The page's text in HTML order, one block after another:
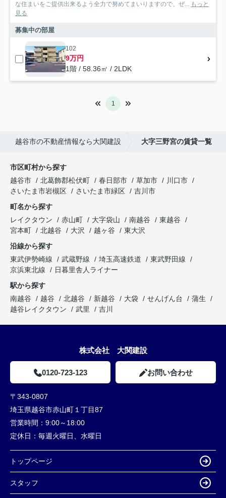
な住まいをご提供出来るよう全力で努めてまいりますので、ぜ... もっと
見る
募集中の部屋
102
9万円
1階 / 58.36㎡ / 2LDK
1
越谷市の不動産情報なら大関建設 大字三野宮の賃貸一覧
市区町村から探す
越谷市
北葛飾郡松伏町 春日部市 草加市
川口市
さいたま市岩槻区
さいたま市緑区
吉川市
町名から探す
レイクタウン
赤山町 大字袋山 南越谷
東越谷
宮本町
北越谷 大沢 越ヶ谷
東大沢
沿線から探す
東武伊勢崎線
武蔵野線 埼玉高速鉄道
東武野田線
京浜東北線
日暮里舎人ライナー
駅から探す
南越谷
越谷 北越谷 新越谷 大袋 せんげん台
蒲生
越谷レイクタウン
武里 吉川
株式会社 大関建設
0120-723-123 お問い合わせ
〒343-0807
埼玉県越谷市赤山町１丁目87
営業時間： 9:00～18:00
定休日： 毎週火曜日、水曜日
トップページ
スタッフ